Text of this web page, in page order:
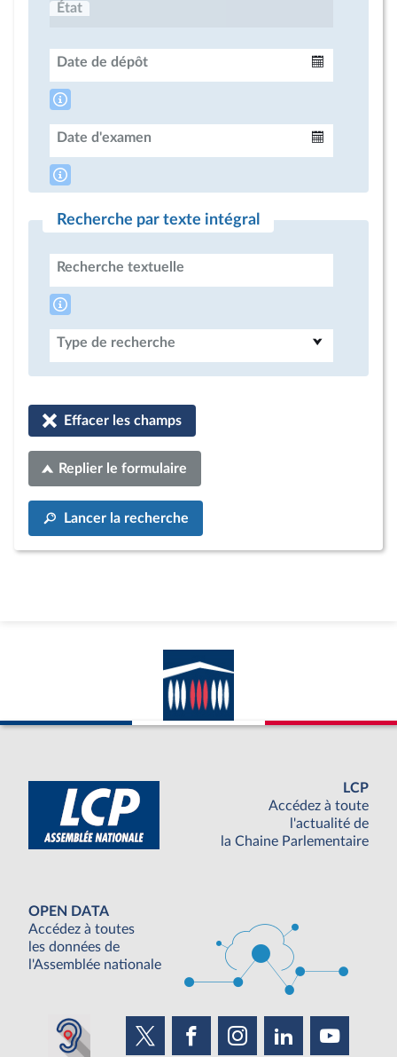
État
Date de dépôt
Date d'examen
Recherche par texte intégral
Recherche textuelle
Type de recherche
Effacer les champs
Replier le formulaire
Lancer la recherche
LCP
Accédez à toute
l'actualité de
la Chaine Parlementaire
OPEN DATA
Accédez à toutes
les données de
l'Assemblée nationale